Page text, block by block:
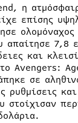
η
επίσης
απαίτησε 7,8
και
Avengers:
σε
ρυθμίσεις
στοίχισαν